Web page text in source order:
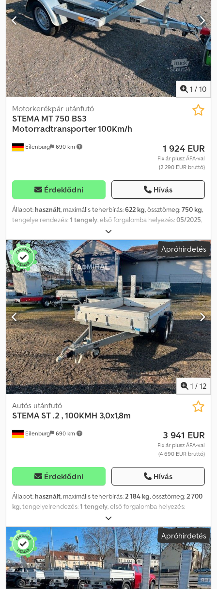
1 / 10
Eilenburg 690 km
Motorkerékpár utánfutó
STEMA MT 750 BS3
Motorradtransporter 100Km/h
1 924 EUR
Fix ár plusz ÁFA-val
(2 290 EUR bruttó)
Érdeklődni Hívás
Állapot: használt, maximális teherbírás:622 kg, össztömeg:750 kg,
tengelyelrendezés:1 tengely, első forgalomba helyezés:05/2025,
, rakodótér szélesség:
szélesség:1 550 mm, teljes magasság:600 mm, A28
GW26GA00654 Gyártó: STEMA, Típus: MT 750 BS3, 100 km/h... és
sok más. Csdpfx Asyn Ugyomzerf Rakodási magasság: 580 mm A
tévedés és az időközi értékesítés jogát fenntartjuk.
Apróhirdetés
1 / 12
Eilenburg 690 km
Autós utánfutó
STEMA ST .2 , 100KMH 3,0x1,8m
3 941 EUR
Fix ár plusz ÁFA-val
(4 690 EUR bruttó)
Érdeklődni Hívás
Állapot: használt, maximális teherbírás:2 184 kg, össztömeg:2 700
kg, tengelyelrendezés:1 tengely, első forgalomba helyezés:
3 070 mm, rakodótér szélesség:
raktérmagasság:350 mm, teljes szélesség:2 320 mm, teljes
magasság:
970 mm, A54 GW26NG000061, * 100 km/h kivitel
beépített lengéscsillapítókkal Cedpfx Amjyqdr Dezsrf *
Biztonságos és professzionális sarokkaros zárak öntött acélból *
Robusztus és tartós csuklópántok * Karbantartásmentes,
gumirugós tengely és minőségi márkás abroncsok * Elöl és hátul
Apróhirdetés